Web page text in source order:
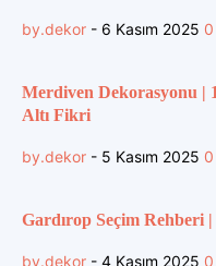
by.dekor - 6 Kasım 2025 0
Merdiven Dekorasyonu |
Altı Fikri
by.dekor - 5 Kasım 2025 0
Gardırop Seçim Rehberi
by.dekor - 4 Kasım 2025 0